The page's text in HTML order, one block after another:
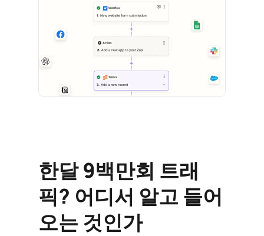
한달 9백만회 트래
픽? 어디서 알고 들어
오는 것인가